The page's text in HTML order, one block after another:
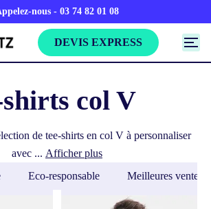
nous - 03 74 82 01 08
DEVIS EXPRESS
col V
de tee-shirts en col V à personnaliser
avec ... Afficher plus
Eco-responsable Meilleures ventes